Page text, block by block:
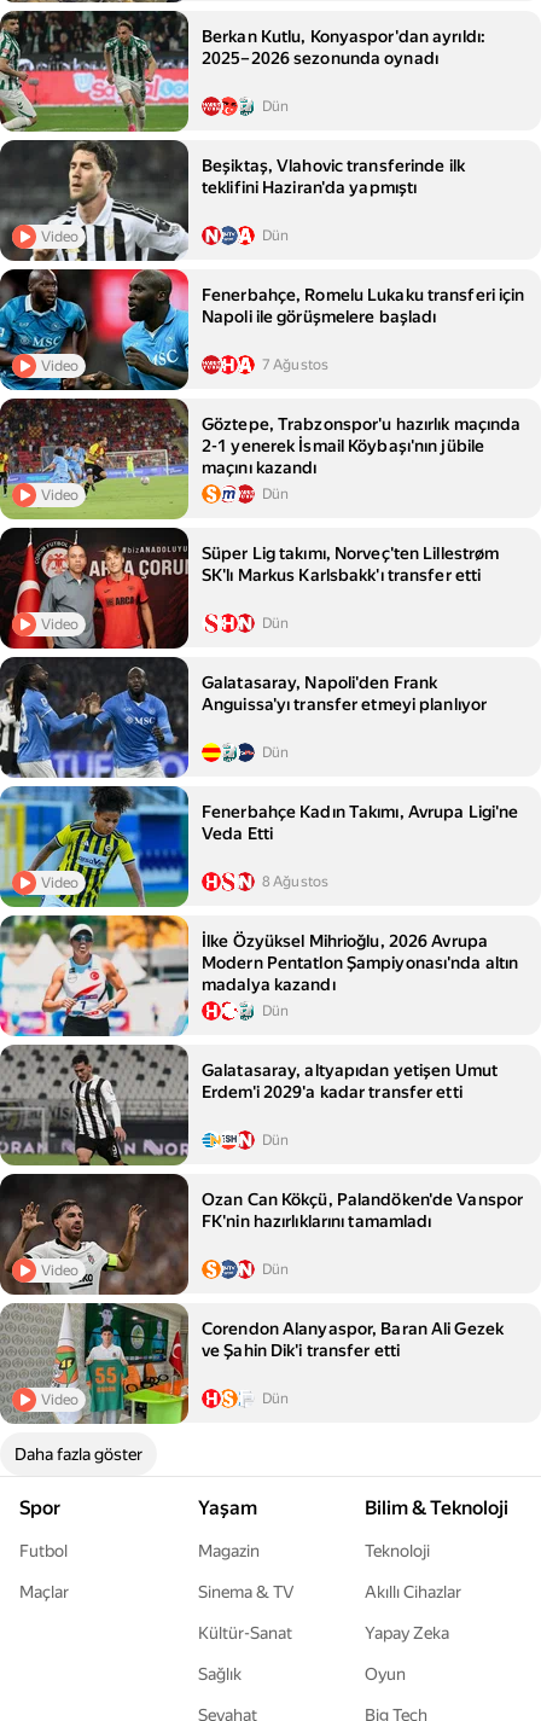
Berkan Kutlu, Konyaspor'dan ayrıldı:
2025–2026 sezonunda oynadı
Dün
Video
Beşiktaş, Vlahovic transferinde ilk
teklifini Haziran'da yapmıştı
Dün
Video
Fenerbahçe, Romelu Lukaku transferi için
Napoli ile görüşmelere başladı
7 Ağustos
Video
Göztepe, Trabzonspor'u hazırlık maçında
2-1 yenerek İsmail Köybaşı'nın jübile
maçını kazandı
Dün
Video
Süper Lig takımı, Norveç'ten Lillestrøm
SK'lı Markus Karlsbakk'ı transfer etti
Dün
Galatasaray, Napoli'den Frank
Anguissa'yı transfer etmeyi planlıyor
Dün
Video
Fenerbahçe Kadın Takımı, Avrupa Ligi'ne
Veda Etti
8 Ağustos
İlke Özyüksel Mihrioğlu, 2026 Avrupa
Modern Pentatlon Şampiyonası'nda altın
madalya kazandı
Dün
Galatasaray, altyapıdan yetişen Umut
Erdem'i 2029'a kadar transfer etti
Dün
Video
Ozan Can Kökçü, Palandöken'de Vanspor
FK'nin hazırlıklarını tamamladı
Dün
Video
Corendon Alanyaspor, Baran Ali Gezek
ve Şahin Dik'i transfer etti
Dün
Daha fazla göster
Spor
Futbol
Maçlar
Yaşam
Magazin
Sinema & TV
Kültür-Sanat
Sağlık
Seyahat
Bilim & Teknoloji
Teknoloji
Akıllı Cihazlar
Yapay Zeka
Oyun
Big Tech